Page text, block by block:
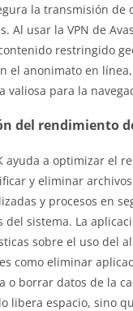
la transmisión de
Al usar la VPN de
restringido
el anonimato en
valiosa para la
del rendimiento
ayuda a optimizar el
y eliminar
y procesos en
del sistema. La
sobre el uso del
como eliminar
o borrar datos de la
libera espacio, sino